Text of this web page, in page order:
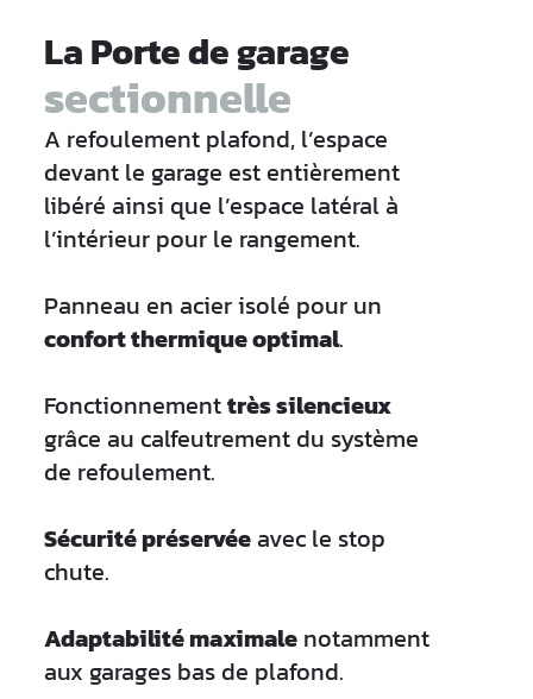
La Porte de garage
sectionnelle
A refoulement plafond, l’espace
devant le garage est entièrement
libéré ainsi que l’espace latéral à
l’intérieur pour le rangement.
Panneau en acier isolé pour un
confort thermique optimal.
Fonctionnementtrès silencieux
grâce au calfeutrement du système
de refoulement.
Sécurité préservéeavec le stop
chute.
Adaptabilité maximalenotamment
aux garages bas de plafond.